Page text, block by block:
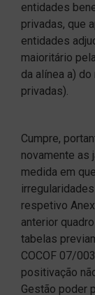
entidades
privadas, que
entidades
maioritário
da alínea a)
privadas).
Cumpre,
novamente as
medida em
respetivo
anterior
tabelas
COCOF 07/
positivação
Gestão poder